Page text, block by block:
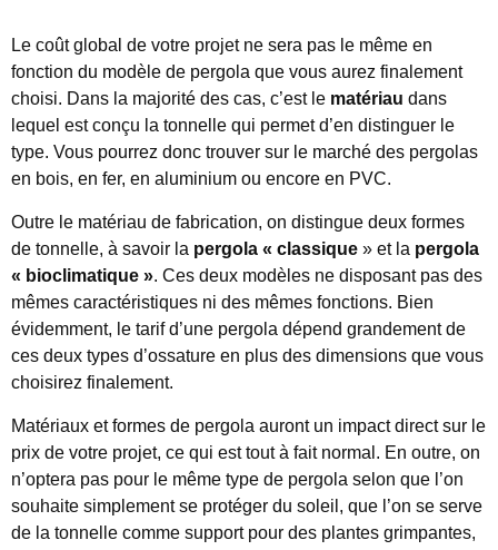
Le coût global de votre projet ne sera pas le même en
fonction du modèle de pergola que vous aurez finalement
choisi. Dans la majorité des cas, c’est le matériau dans
lequel est conçu la tonnelle qui permet d’en distinguer le
type. Vous pourrez donc trouver sur le marché des pergolas
en bois, en fer, en aluminium ou encore en PVC.
Outre le matériau de fabrication, on distingue deux formes
de tonnelle, à savoir la pergola « classique » et la pergola
« bioclimatique ». Ces deux modèles ne disposant pas des
mêmes caractéristiques ni des mêmes fonctions. Bien
évidemment, le tarif d’une pergola dépend grandement de
ces deux types d’ossature en plus des dimensions que vous
choisirez finalement.
Matériaux et formes de pergola auront un impact direct sur le
prix de votre projet, ce qui est tout à fait normal. En outre, on
n’optera pas pour le même type de pergola selon que l’on
souhaite simplement se protéger du soleil, que l’on se serve
de la tonnelle comme support pour des plantes grimpantes,